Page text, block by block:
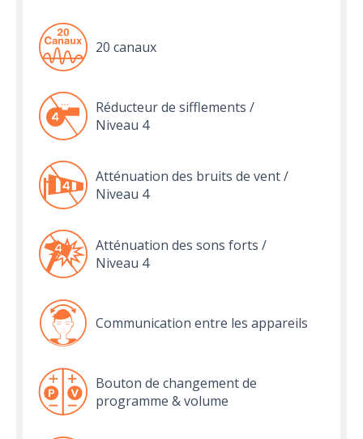
20 canaux
Réducteur de sifflements /
Niveau 4
Atténuation des bruits de vent /
Niveau 4
Atténuation des sons forts /
Niveau 4
Communication entre les appareils
Bouton de changement de
programme & volume